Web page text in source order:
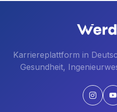
Karriereplattform in
Gesundheit,